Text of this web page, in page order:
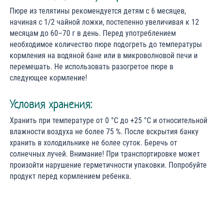
Пюре из телятины рекомендуется детям с 6 месяцев,
начиная с 1/2 чайной ложки, постепенно увеличивая к 12
месяцам до 60–70 г в день. Перед употреблением
необходимое количество пюре подогреть до температуры
кормления на водяной бане или в микроволновой печи и
перемешать. Не использовать разогретое пюре в
следующее кормление!
Условия хранения:
Хранить при температуре от 0 °С до +25 °С и относительной
влажности воздуха не более 75 %. После вскрытия банку
хранить в холодильнике не более суток. Беречь от
солнечных лучей. Внимание! При транспортировке может
произойти нарушение герметичности упаковки. Попробуйте
продукт перед кормлением ребенка.